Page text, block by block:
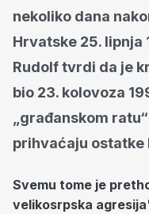
nekoliko dana
Hrvatske 25. lipnja
Rudolf tvrdi da je
bio 23. kolovoza
„građanskom
prihvaćaju
Svemu tome je
velikosrpska